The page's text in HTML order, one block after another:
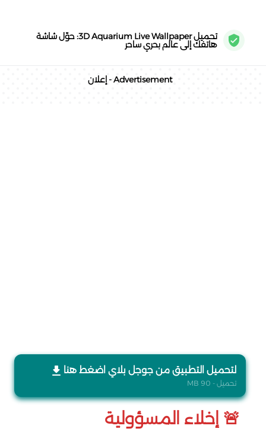
تحميل 3D Aquarium Live Wallpaper: حوّل شاشة
هاتفك إلى عالم بحري ساحر
Advertisement - إعلان
لتحميل التطبيق من جوجل بلاي اضغط هنا
تحميل - 90 MB
🚨 إخلاء المسؤولية